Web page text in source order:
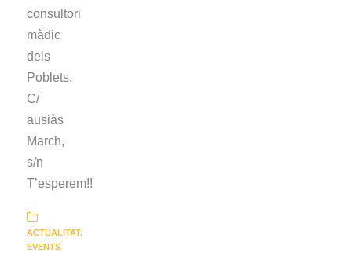
consultori
màdic
dels
Poblets.
C/
ausiàs
March,
s/n
T’esperem!!
ACTUALITAT,
EVENTS